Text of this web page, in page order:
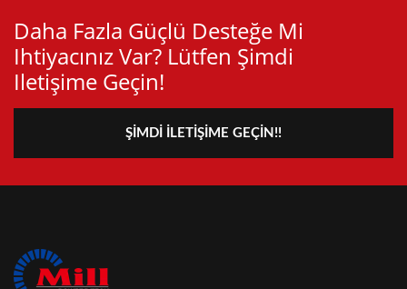
Daha Fazla Güçlü Desteğe Mi
Ihtiyacınız Var? Lütfen Şimdi
Iletişime Geçin!
ŞIMDI İLETIŞIME GEÇIN!!